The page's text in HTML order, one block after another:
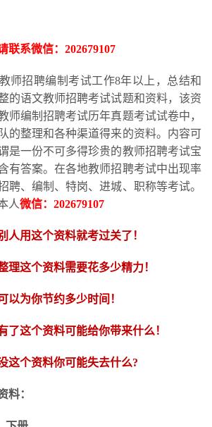
联系微信： 202679107
师招聘编制考试工作8年以上，总结和
的语文教师招聘考试试题和资料，该资
师编制招聘考试历年真题考试试卷中，
的整理和各种渠道得来的资料。内容可
是一份不可多得珍贵的教师招聘考试宝
有答案。在各地教师招聘考试中出现率
聘、编制、特岗、进城、职称等考试。
人微信： 202679107
用这个资料就考过关了！
这个资料需要花多少精力！
为你节约多少时间！
这个资料可能给你带来什么！
个资料你可能失去什么?
料：